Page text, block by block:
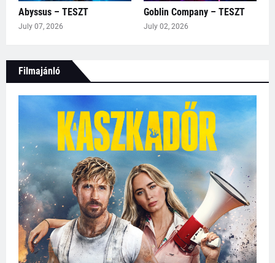
Abyssus – TESZT
July 07, 2026
Goblin Company – TESZT
July 02, 2026
Filmajánló